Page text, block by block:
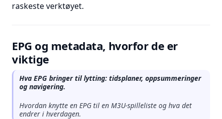
raskeste verktøyet.
EPG og metadata, hvorfor de er
viktige
Hva EPG bringer til lytting: tidsplaner, oppsummeringer
og navigering.
Hvordan knytte en EPG til en M3U-spilleliste og hva det
endrer i hverdagen.